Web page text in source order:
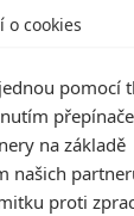
o cookies
pomocí
na základě
našich
proti